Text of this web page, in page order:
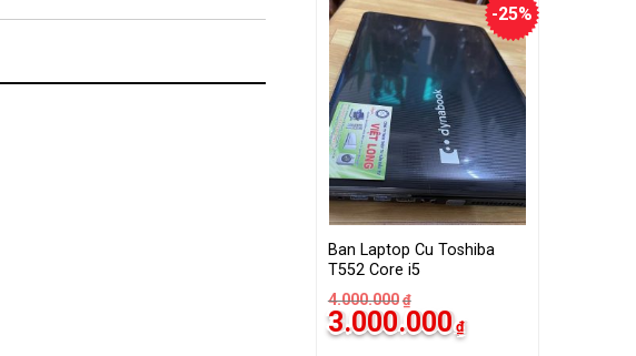
-25%
Ban Laptop Cu Toshiba
T552 Core i5
4.000.000 ₫
Giá
gốc
3.000.000 ₫hiện
tại